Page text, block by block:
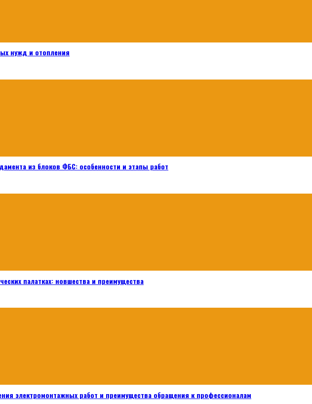
нужд и отопления
из блоков ФБС: особенности и этапы работ
палатках: новшества и преимущества
электромонтажных работ и преимущества обращения к профессионалам